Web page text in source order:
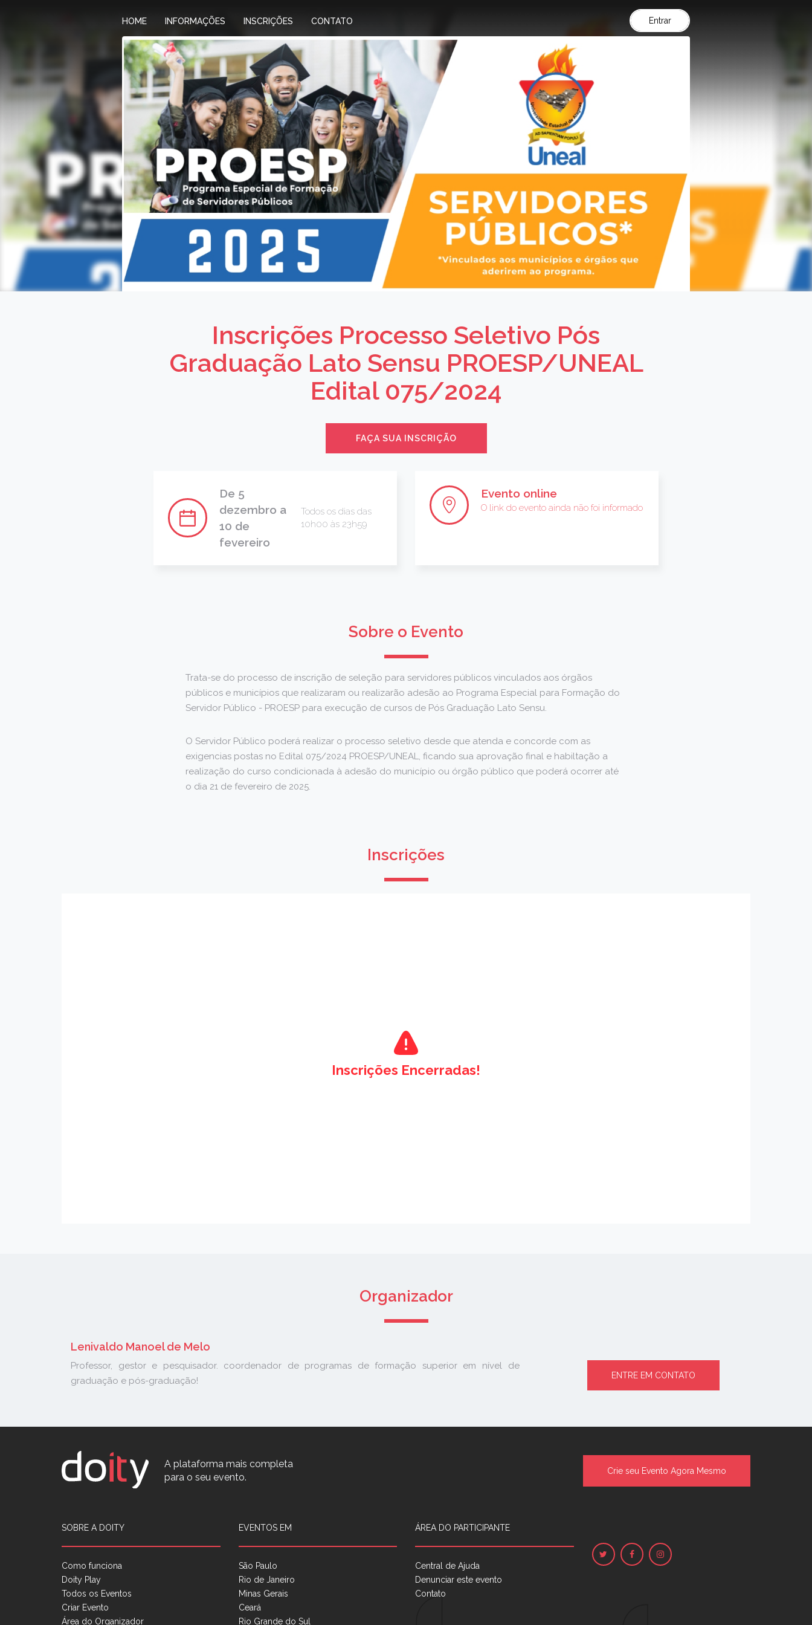
HOME INFORMAÇÕES INSCRIÇÕES CONTATO Entrar
Inscrições Processo Seletivo Pós
Graduação Lato Sensu PROESP/UNEAL
Edital 075/2024
FAÇA SUA INSCRIÇÃO
De 5
dezembro a
10 de
fevereiro
Todos os dias das
10h00 às 23h59
Evento online
O link do evento ainda não foi informado
Sobre o Evento
Trata-se do processo de inscrição de seleção para servidores públicos vinculados aos órgãos
públicos e municípios que realizaram ou realizarão adesão ao Programa Especial para Formação do
Servidor Público - PROESP para execução de cursos de Pós Graduação Lato Sensu.
O Servidor Público poderá realizar o processo seletivo desde que atenda e concorde com as
exigencias postas no Edital 075/2024 PROESP/UNEAL, ficando sua aprovação final e habiltação a
realização do curso condicionada à adesão do município ou órgão público que poderá ocorrer até
o dia 21 de fevereiro de 2025.
Inscrições
Inscrições Encerradas!
Organizador
Lenivaldo Manoel de Melo
Professor, gestor e pesquisador. coordenador de programas de formação superior em nível de
graduação e pós-graduação!
ENTRE EM CONTATO
A plataforma mais completa
para o seu evento.
Crie seu Evento Agora Mesmo
SOBRE A DOITY
Como funciona
Doity Play
Todos os Eventos
Criar Evento
Área do Organizador
EVENTOS EM
São Paulo
Rio de Janeiro
Minas Gerais
Ceará
Rio Grande do Sul
ÁREA DO PARTICIPANTE
Central de Ajuda
Denunciar este evento
Contato